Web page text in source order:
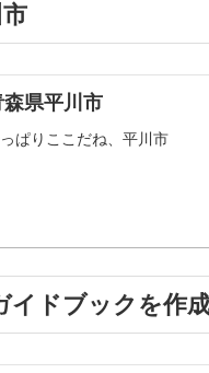
森県平川市
ぱりここだね、平川市
イドブックを作